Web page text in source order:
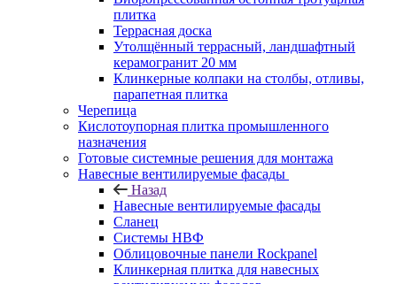
плитка
Террасная доска
Утолщённый террасный, ландшафтный
керамогранит 20 мм
Клинкерные колпаки на столбы, отливы,
парапетная плитка
Черепица
Кислотоупорная плитка промышленного
назначения
Готовые системные решения для монтажа
Навесные вентилируемые фасады
Назад
Навесные вентилируемые фасады
Сланец
Системы НВФ
Облицовочные панели Rockpanel
Клинкерная плитка для навесных